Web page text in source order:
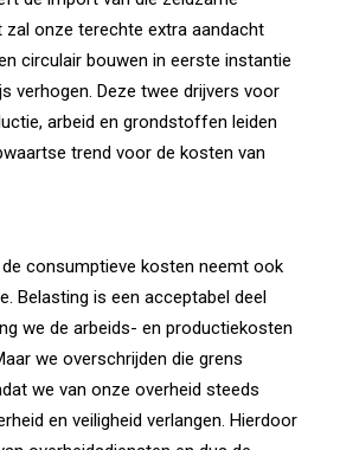
zal onze terechte extra aandacht
circulair bouwen in eerste instantie
verhogen. Deze twee drijvers voor
arbeid en grondstoffen leiden
trend voor de kosten van
consumptieve kosten neemt ook
Belasting is een acceptabel deel
we de arbeids- en productiekosten
we overschrijden die grens
we van onze overheid steeds
en veiligheid verlangen. Hierdoor